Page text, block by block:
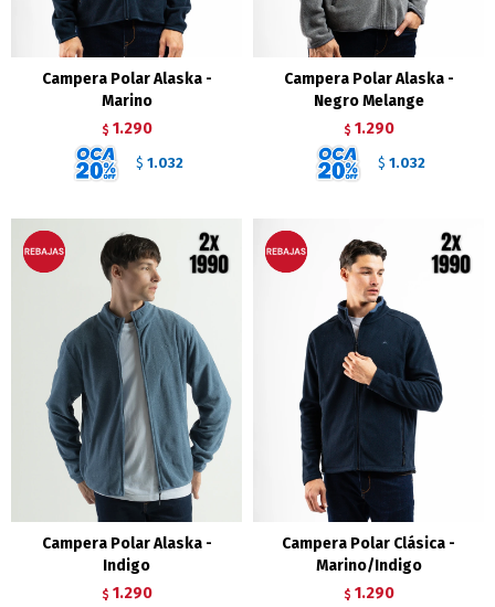
Campera Polar Alaska -
Marino
$ 1.290
$ 1.032
Campera Polar Alaska -
Negro Melange
$ 1.290
$ 1.032
Campera Polar Alaska -
Indigo
$ 1.290
Campera Polar Clásica -
Marino/Indigo
$ 1.290